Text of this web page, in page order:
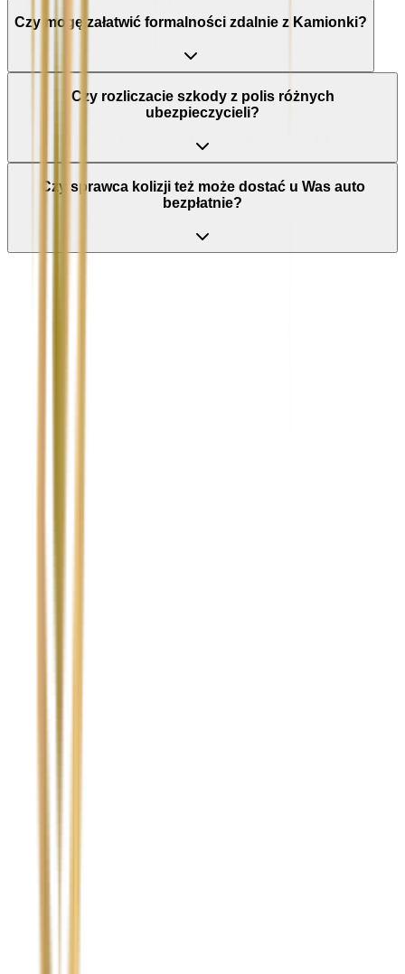
Czy mogę załatwić formalności zdalnie z Kamionki?
Czy rozliczacie szkody z polis różnych
ubezpieczycieli?
Czy sprawca kolizji też może dostać u Was auto
bezpłatnie?